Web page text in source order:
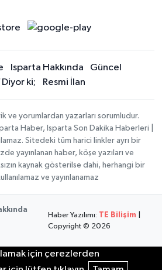
Isparta Hakkında
Güncel
Diyor ki;
Resmi İlan
ve yorumlardan yazarları sorumludur.
Haber, Isparta Son Dakika Haberleri |
Sitedeki tüm harici linkler ayrı bir
yayınlanan haber, köşe yazıları ve
kaynak gösterilse dahi, herhangi bir
ve yayınlanamaz
Haber Yazılımı: TE Bilişim
Copyright © 2026
için çerezlerden